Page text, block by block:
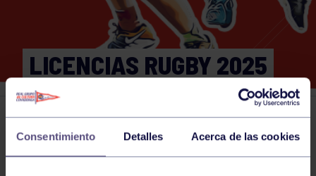
Consentimiento Detalles Acerca de las cookies
LICENCIAS RUGBY 2025
Comparte